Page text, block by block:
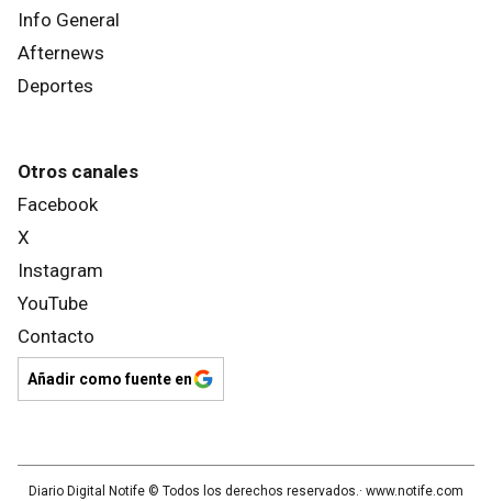
Info General
Afternews
Deportes
Otros canales
Facebook
X
Instagram
YouTube
Contacto
Añadir como fuente en
Diario Digital Notife © Todos los derechos reservados.· www.notife.com